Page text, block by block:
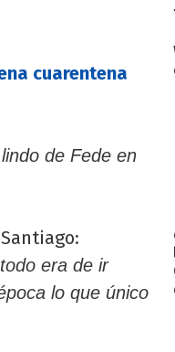
cuarentena
de Fede en
era de ir
lo que único